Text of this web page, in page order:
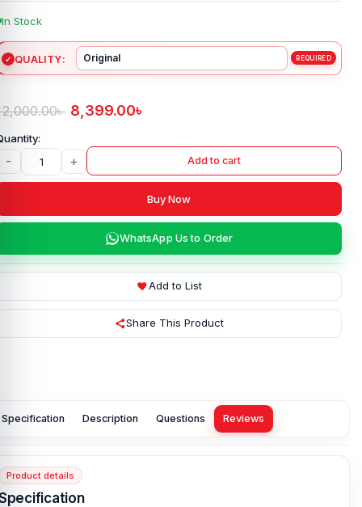
In Stock
QUALITY
৳ 8,399.00৳
- + Add to cart
Buy Now
WhatsApp Us to Order
Add to List
Share This Product
Specification Description Questions Reviews
Product details